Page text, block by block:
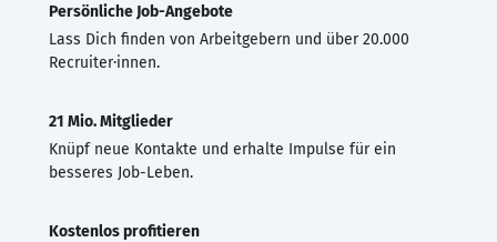
Persönliche Job-Angebote
Lass Dich finden von Arbeitgebern und über 20.000
Recruiter·innen.
21 Mio. Mitglieder
Knüpf neue Kontakte und erhalte Impulse für ein
besseres Job-Leben.
Kostenlos profitieren